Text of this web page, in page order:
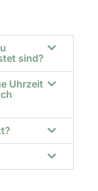
sind?
Uhrzeit